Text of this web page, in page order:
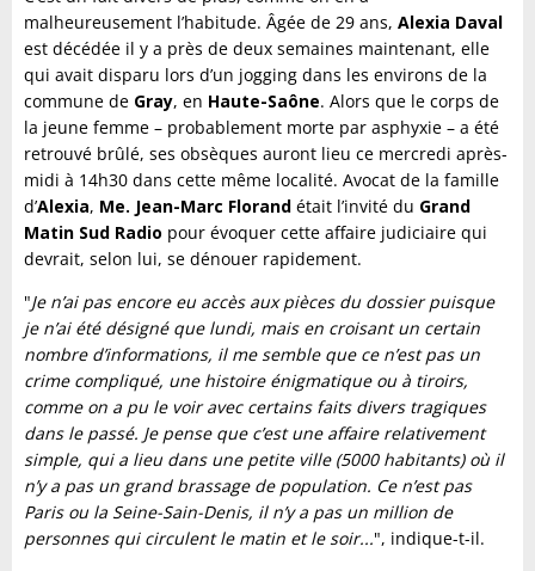
malheureusement l’habitude. Âgée de 29 ans, Alexia Daval
est décédée il y a près de deux semaines maintenant, elle
qui avait disparu lors d’un jogging dans les environs de la
commune de Gray, en Haute-Saône. Alors que le corps de
la jeune femme – probablement morte par asphyxie – a été
retrouvé brûlé, ses obsèques auront lieu ce mercredi après-
midi à 14h30 dans cette même localité. Avocat de la famille
d’Alexia, Me. Jean-Marc Florand était l’invité du Grand
Matin Sud Radio pour évoquer cette affaire judiciaire qui
devrait, selon lui, se dénouer rapidement.
"Je n’ai pas encore eu accès aux pièces du dossier puisque
je n’ai été désigné que lundi, mais en croisant un certain
nombre d’informations, il me semble que ce n’est pas un
crime compliqué, une histoire énigmatique ou à tiroirs,
comme on a pu le voir avec certains faits divers tragiques
dans le passé. Je pense que c’est une affaire relativement
simple, qui a lieu dans une petite ville (5000 habitants) où il
n’y a pas un grand brassage de population. Ce n’est pas
Paris ou la Seine-Sain-Denis, il n’y a pas un million de
personnes qui circulent le matin et le soir...", indique-t-il.